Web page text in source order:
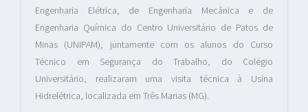
Engenharia Elétrica, de Engenharia Mecânica e de
Engenharia Química do Centro Universitário de Patos de
Minas (UNIPAM), juntamente com os alunos do Curso
Técnico em Segurança do Trabalho, do Colégio
Universitário, realizaram uma visita técnica à Usina
Hidrelétrica, localizada em Três Marias (MG).